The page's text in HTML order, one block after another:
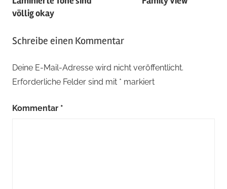
völlig okay
Schreibe einen Kommentar
Deine E-Mail-Adresse wird nicht veröffentlicht.
Erforderliche Felder sind mit * markiert
Kommentar *